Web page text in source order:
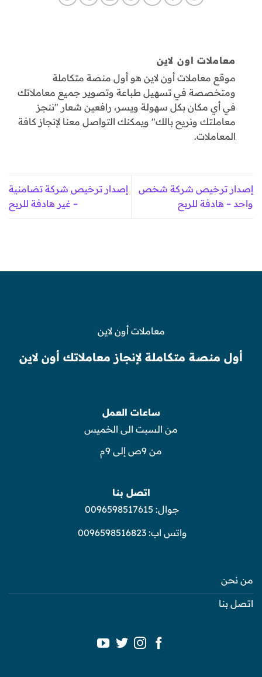
معاملات اون لاين
موقع معاملات أون لاين هو أول منصة متكاملة
ومتخصصة في تسهيل طباعة وتصوير جميع معاملاتك
في أي مكان بكل سهولة ويسر، رافعين شعار "ننجز
معاملتك ونريح بالك" ويمكنك التواصل معنا لإنجاز كافة
المعاملات.
إصدار ترخيص شركة شخص
واحد – هادفة للربح
إصدار ترخيص شركة تضامنية
– غير هادفة للربح
معاملات أون لاين
أول منصة متكاملة لإنجاز معاملاتك أون لاين
ساعات العمل
من السبت الى الخميس
من 9ص إلى 9م
اتصل بنا
جوال: 0096598517615
واتس اب:0096598516823
من نحن
اتصل بنا